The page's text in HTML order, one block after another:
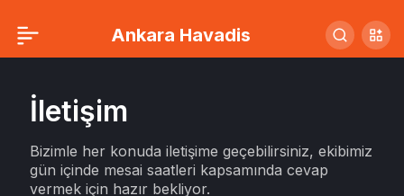
Ankara Havadis
İletişim
Bizimle her konuda iletişime geçebilirsiniz, ekibimiz
gün içinde mesai saatleri kapsamında cevap
vermek için hazır bekliyor.